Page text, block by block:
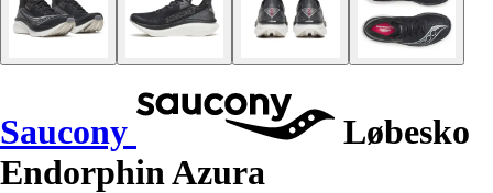
Saucony
Løbesko
Endorphin Azura